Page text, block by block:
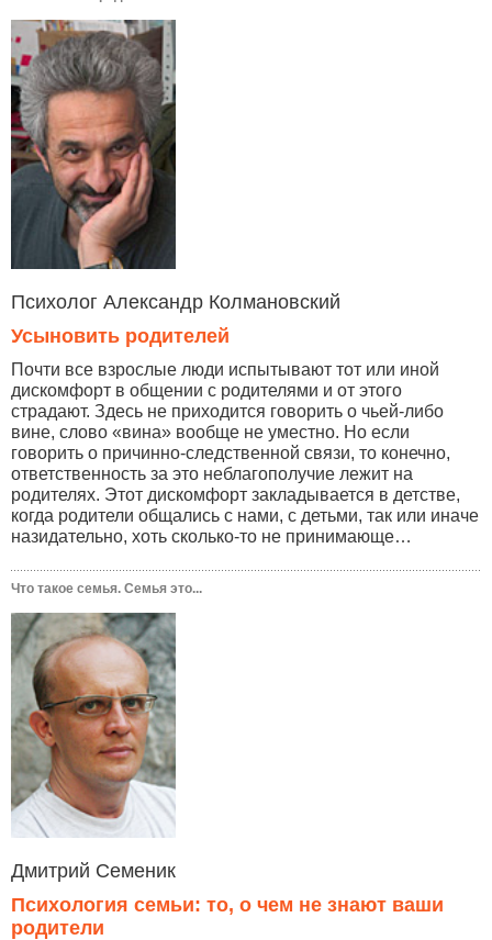
Психолог Александр Колмановский
Усыновить родителей
Почти все взрослые люди испытывают тот или иной
дискомфорт в общении с родителями и от этого
страдают. Здесь не приходится говорить о чьей-либо
вине, слово «вина» вообще не уместно. Но если
говорить о причинно-следственной связи, то конечно,
ответственность за это неблагополучие лежит на
родителях. Этот дискомфорт закладывается в детстве,
когда родители общались с нами, с детьми, так или иначе
назидательно, хоть сколько-то не принимающе…
Что такое семья. Семья это...
Дмитрий Семеник
Психология семьи: то, о чем не знают ваши
родители